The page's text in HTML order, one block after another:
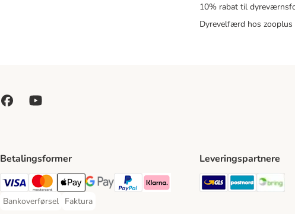
10% rabat til
Dyrevelfærd hos zooplus
Betalingsformer
VISA Payment Method
Mastercard Payment Method
Apply pay Payment Method
Google Pay Payment Method
paypal Payment Method
Klarna Payment Method
Bankoverførsel
Bankoverførsel Payment Method
Faktura
Faktura Payment Method
Leveringspartnere
GLS Shipping
Postnord